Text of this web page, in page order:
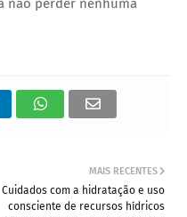
não perder nenhuma
MAIS RECENTES
Cuidados com a hidratação e uso
consciente de recursos hídricos